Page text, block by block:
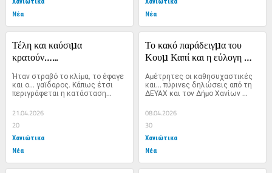
Νέα
Νέα
Τέλη και καύσιµα
κρατούν…...
Ήταν στραβό το κλίµα, το έφαγε
και ο… γαϊδαρος. Κάπως έτσι
περιγράφεται η κατάσταση...
21.04.2026
20
Χανιώτικα
Νέα
Το κακό παράδειγµα του
Κουµ Καπί και η εύλογη
Αµέτρητες οι καθησυχαστικές
και… πύρινες δηλώσεις από τη
∆ΕΥΑΧ και τον ∆ήµο Χανίων
08.04.2026
30
Χανιώτικα
Νέα